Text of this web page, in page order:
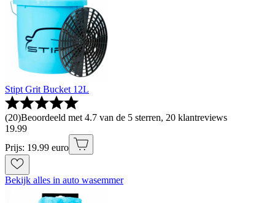
Stipt Grit Bucket 12L
(20)Beoordeeld met 4.7 van de 5 sterren, 20 klantreviews
19.99
Prijs: 19.99 euro
Bekijk alles in auto wasemmer